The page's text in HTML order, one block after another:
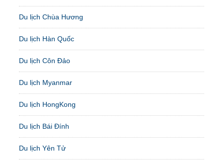
Du lịch Chùa Hương
Du lịch Hàn Quốc
Du lịch Côn Đảo
Du lịch Myanmar
Du lịch HongKong
Du lịch Bái Đính
Du lịch Yên Tử